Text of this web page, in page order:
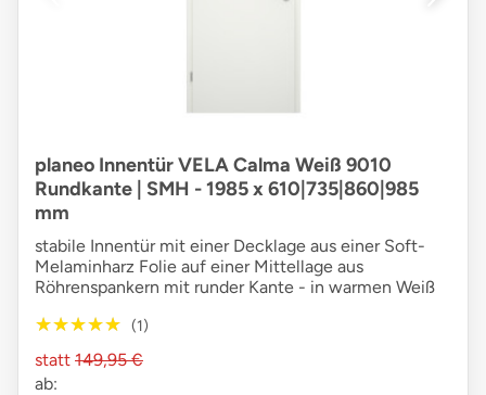
planeo Innentür VELA Calma Weiß 9010
Rundkante | SMH - 1985 x 610|735|860|985
mm
stabile Innentür mit einer Decklage aus einer Soft-
Melaminharz Folie auf einer Mittellage aus
Röhrenspankern mit runder Kante - in warmen Weiß
★★★★★
★★★★★ (1)
statt 149,95 €
ab: